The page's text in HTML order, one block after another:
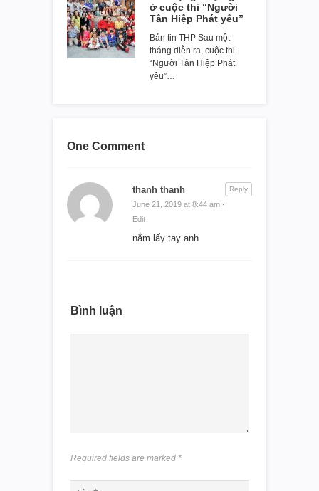
ở cuộc thi “Người
Tân Hiệp Phát yêu”
Bản tin THP Sau một
tháng diễn ra, cuộc thi
“Người Tân Hiệp Phát
yêu”…
One Comment
thanh thanh
June 21, 2019 at 8:44 am ·
Edit
nắm lấy tay anh
Reply
Bình luận
Required fields are marked *